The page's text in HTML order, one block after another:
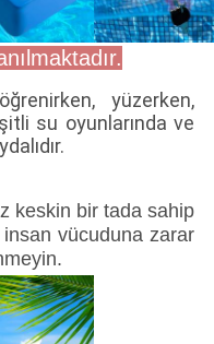
yüzerken,
su oyunlarında ve
keskin bir tada sahip
vücuduna zarar